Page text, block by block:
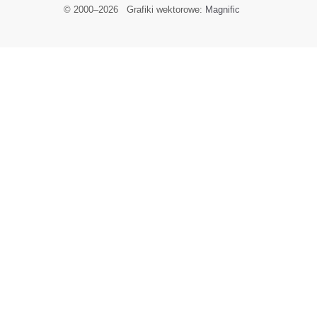
© 2000–2026Grafiki wektorowe: Magnific